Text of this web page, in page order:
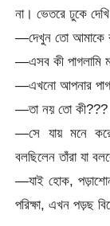
না। ভেতরে ঢুকে
—দেখুন তো আমাকে
—এসব কী পাগলামি
—এখনো আপনার
—তা নয় তো কী???
—সে যায় মনে
বলছিলেন তাঁরা যা
—যাই হোক,
পরিক্ষা, এখন পড়ছ